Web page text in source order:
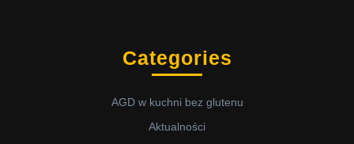
Categories
AGD w kuchni bez glutenu
Aktualności